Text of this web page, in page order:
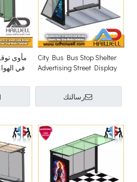
City Bus Bus Stop Shelter
Advertising Street Display
رسالتك
مأوى
في